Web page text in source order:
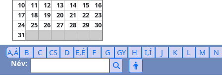
10
11 12 13 14 15
16
17
18 19 20 21 22
23
24
25 26 27 28 29
30
31
A,Á B C CS D E,É F G GY H I,Í J K L M
N
Név: